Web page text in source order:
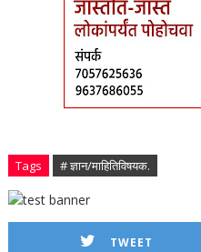
Tags # ज्ञान/माहितिविषयक.
TWEET